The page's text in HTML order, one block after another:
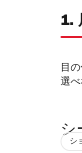
1.
目
選べ
シ
シ